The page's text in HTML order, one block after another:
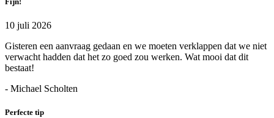
10 juli 2026
Gisteren een aanvraag gedaan en we moeten verklappen dat we niet
verwacht hadden dat het zo goed zou werken. Wat mooi dat dit
bestaat!
- Michael Scholten
Perfecte tip